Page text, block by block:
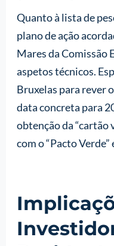
Quanto à lista de
plano de ação
Mares da Comissão
aspetos técnicos.
Bruxelas para rever
data concreta para
obtenção da “cartão
com o “Pacto